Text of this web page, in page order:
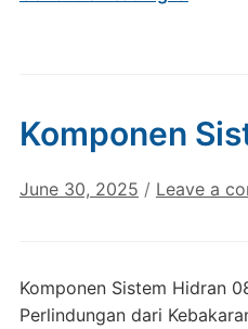
Komponen
June 30, 2025 / Leave a
Komponen Sistem Hidran
Perlindungan dari